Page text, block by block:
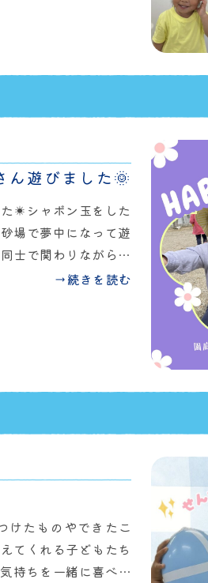
ん遊びました🌞
☀️シャボン玉をした
場で夢中になって遊
士で関わりながら遊
しょにやろう」「か
→続きを読む
けたものやできたこ
てくれる子どもたち
持ちを一緒に喜べる